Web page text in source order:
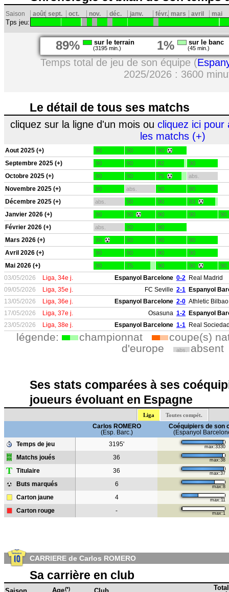
Saison août sept. oct. nov. déc. janv. févr. mars avril mai
Tps jeu:
89% sur le terrain
(3195 min.) 1% sur le banc
(45 min.)
Temps total de jeu de son équipe (
2025/2026 : 3600
Le détail de tous ses matchs
cliquez sur la ligne d'un mois ou cliquez ici pour
les matchs (+)
Aout 2025 (+) 90 90 90
Septembre 2025 (+) 90 90 82 90
Octobre 2025 (+) 90 90 75 abs.
Novembre 2025 (+) 90 abs. 90 90
Décembre 2025 (+) abs. 90 90 83
Janvier 2026 (+) 90 90 90 90 90
Février 2026 (+) abs. 90 90
Mars 2026 (+) 90 90 90 90
Avril 2026 (+) 90 90 90 90
Mai 2026 (+) 90 75 90 90 90
03/05/2026 Liga, 34e j. Espanyol Barcelone 0-2 Real Madrid
09/05/2026
Liga, 35e j. FC Seville 2-1 Espanyol
13/05/2026
Liga, 36e j. Espanyol Barcelone 2-0 Athletic Bilbao
17/05/2026
Liga, 37e j. Osasuna 1-2 Espanyol
23/05/2026
Liga, 38e j. Espanyol Barcelone 1-1 Real
légende: championnat
coupe(s)
d'europe
abs. absent
Ses stats comparées à ses
joueurs évoluant en Espagne
Liga Toutes compét.
Carlos ROMERO
(Esp. Barc.)
Coéquipiers de son
(Espanyol
Temps de jeu
3195' max:3330
Matchs joués 36 max:38
T Titulaire 36 max:37
Buts marqués 6 max:8
Carton jaune 4 max:11
Carton rouge - max:1
CARRIERE de Carlos ROMERO
Sa carrière en club
Age(*)
Total